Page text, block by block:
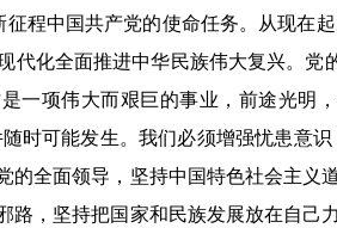
中国共产党的使命任务。从现在起
代化全面推进中华民族伟大复兴。
一项伟大而艰巨的事业，前途光明
随时可能发生。我们必须增强忧患
的全面领导，坚持中国特色社会主
路，坚持把国家和民族发展放在自